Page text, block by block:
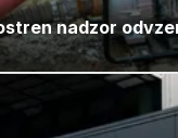
nadzor